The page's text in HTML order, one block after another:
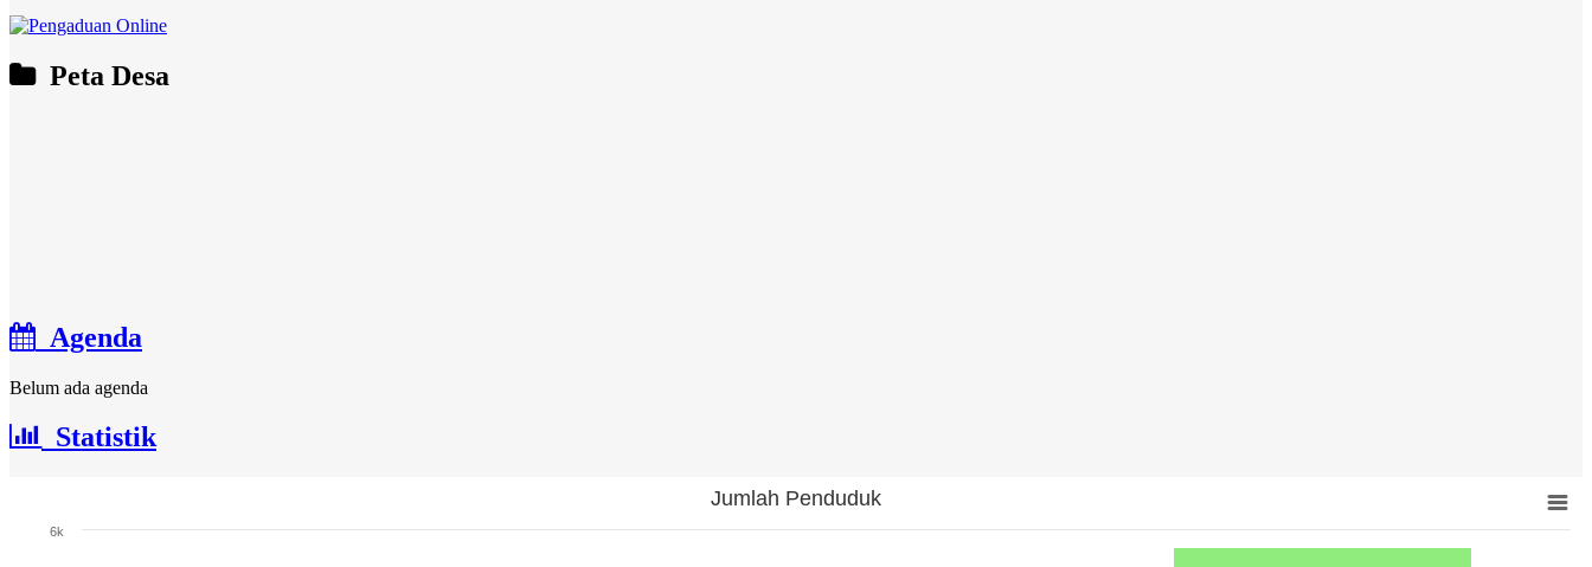
Peta Desa
Agenda
Belum ada agenda
Statistik
Jumlah Penduduk
6k